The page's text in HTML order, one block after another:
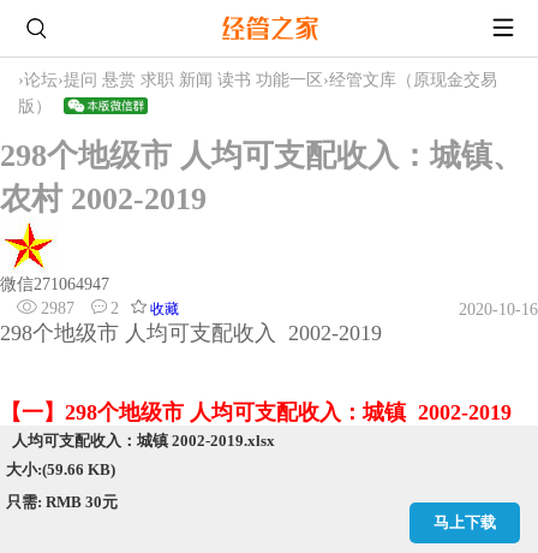
›论坛›提问 悬赏 求职 新闻 读书 功能一区 ›经管文库（原现金交易
版）
298个地级市 人均可支配收入：城镇、
农村 2002-2019
微信271064947
2987
2 收藏 2020-10-16
298个地级市 人均可支配收入 2002-2019
【一】298个地级市 人均可支配收入：城镇 2002-2019
人均可支配收入：城镇 2002-2019.xlsx
大小:(59.66 KB)
只需: RMB 30元
马上下载